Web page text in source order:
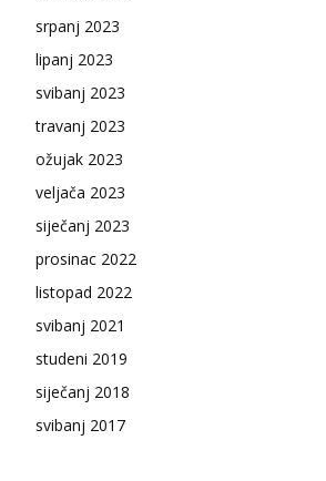
srpanj 2023
lipanj 2023
svibanj 2023
travanj 2023
ožujak 2023
veljača 2023
siječanj 2023
prosinac 2022
listopad 2022
svibanj 2021
studeni 2019
siječanj 2018
svibanj 2017